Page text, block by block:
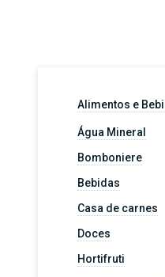
Alimentos e
Água Mineral
Bomboniere
Bebidas
Casa de carnes
Doces
Hortifruti